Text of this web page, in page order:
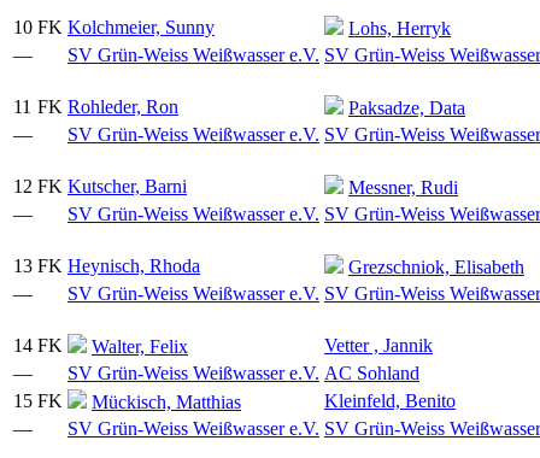
10 FK Kolchmeier, Sunny
Lohs, Herryk
—
SV Grün-Weiss Weißwasser e.V. SV Grün-Weiss
11 FK Rohleder, Ron
Paksadze, Data
—
SV Grün-Weiss Weißwasser e.V. SV Grün-Weiss
12 FK Kutscher, Barni
Messner, Rudi
—
SV Grün-Weiss Weißwasser e.V. SV Grün-Weiss
13 FK Heynisch, Rhoda
Grezschniok, Elisabeth
—
SV Grün-Weiss Weißwasser e.V. SV Grün-Weiss
14 FK Walter, Felix
Vetter , Jannik
—
SV Grün-Weiss Weißwasser e.V. AC Sohland
15 FK Mückisch, Matthias
Kleinfeld, Benito
—
SV Grün-Weiss Weißwasser e.V. SV Grün-Weiss